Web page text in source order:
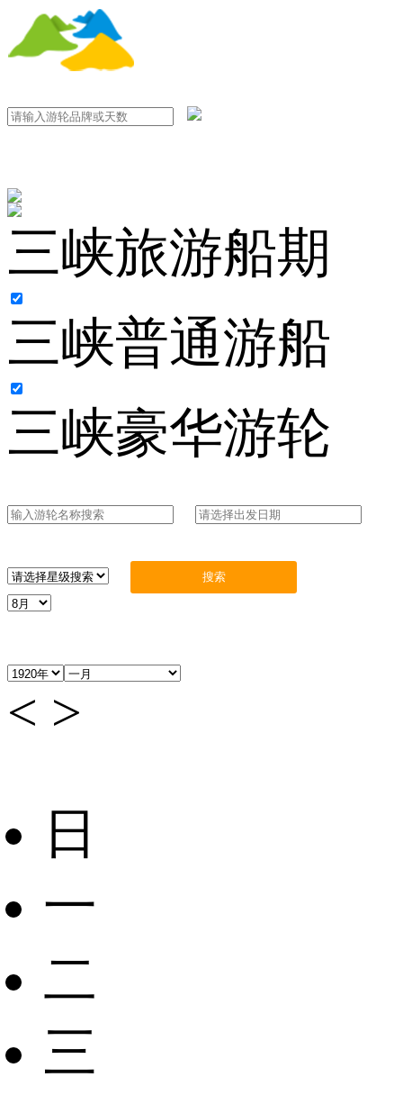
三峡旅游船期
三峡普通游船
三峡豪华游轮
< >
日
一
二
三